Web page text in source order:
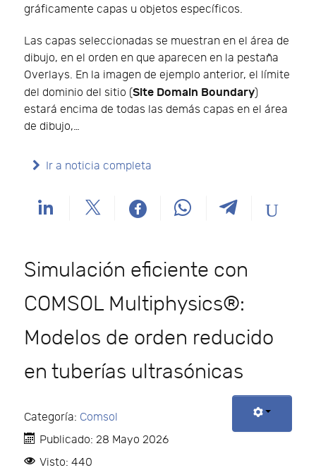
gráficamente capas u objetos específicos.
Las capas seleccionadas se muestran en el área de
dibujo, en el orden en que aparecen en la pestaña
Overlays. En la imagen de ejemplo anterior, el límite
del dominio del sitio (Site Domain Boundary)
estará encima de todas las demás capas en el área
de dibujo,…
Ir a noticia completa
Simulación eficiente con
COMSOL Multiphysics®:
Modelos de orden reducido
en tuberías ultrasónicas
Categoría: Comsol
Publicado: 28 Mayo 2026
Visto: 440